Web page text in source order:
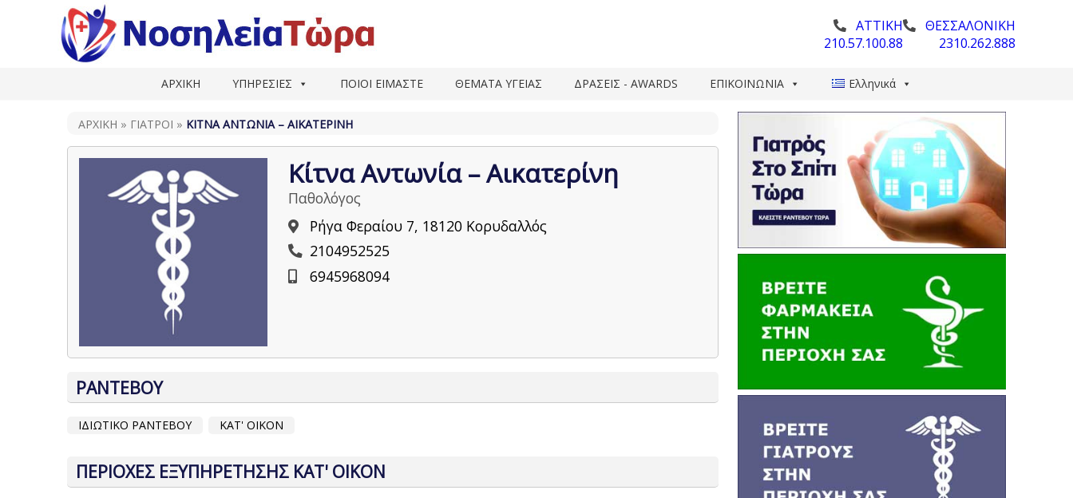
ΑΤΤΙΚΗ
210.57.100.88
ΘΕΣΣΑΛΟΝΙΚΗ
2310.262.888
ΑΡΧΙΚΗ ΥΠΗΡΕΣΙΕΣ ΠΟΙΟΙ ΕΙΜΑΣΤΕ ΘΕΜΑΤΑ ΥΓΕΙΑΣ ΔΡΑΣΕΙΣ - AWARDS ΕΠΙΚΟΙΝΩΝΙΑ Ελληνικά
ΑΡΧΙΚΗ » ΓΙΑΤΡΟΊ » ΚΊΤΝΑ ΑΝΤΩΝΊΑ – ΑΙΚΑΤΕΡΊΝΗ
Κίτνα Αντωνία – Αικατερίνη
Παθολόγος
Ρήγα Φεραίου 7, 18120 Κορυδαλλός
2104952525
6945968094
ΡΑΝΤΕΒΟΥ
ΙΔΙΩΤΙΚΟ ΡΑΝΤΕΒΟΥ ΚΑΤ' ΟΙΚΟΝ
ΠΕΡΙΟΧΕΣ ΕΞΥΠΗΡΕΤΗΣΗΣ ΚΑΤ' ΟΙΚΟΝ